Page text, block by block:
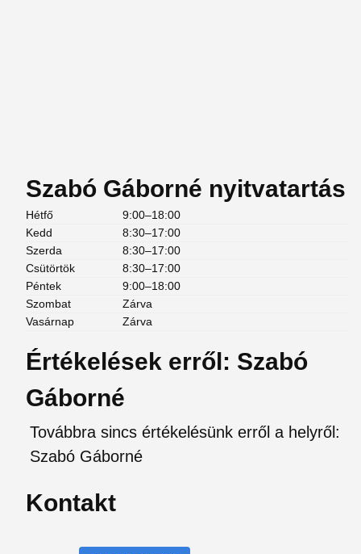
Szabó Gáborné nyitvatartás
Hétfő
9:00–18:00
Kedd
8:30–17:00
Szerda
8:30–17:00
Csütörtök
8:30–17:00
Péntek
9:00–18:00
Szombat
Zárva
Vasárnap
Zárva
Értékelések erről: Szabó
Gáborné
Továbbra sincs értékelésünk erről a helyről:
Szabó Gáborné
Kontakt